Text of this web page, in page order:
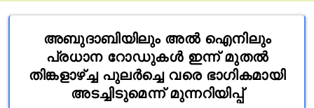
അബുദാബിയിലും അൽ ഐനിലും
പ്രധാന റോഡുകൾ ഇന്ന് മുതൽ
തിങ്കളാഴ്ച്ച പുലർച്ചെ വരെ ഭാഗികമായി
അടച്ചിടുമെന്ന് മുന്നറിയിപ്പ്